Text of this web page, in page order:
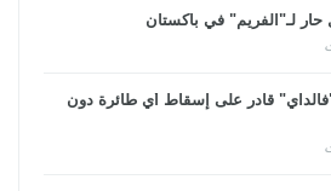
حار لـ"الفريم" في باكستان
قادر على إسقاط أي طائرة دون